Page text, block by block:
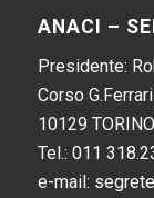
ANACI –
Presidente:
Corso
10129 TORINO
Tel.: 011
e-mail: